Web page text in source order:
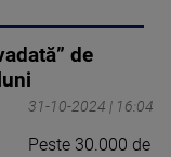
de
31-10-2024 | 16:04
Peste 30.000 de